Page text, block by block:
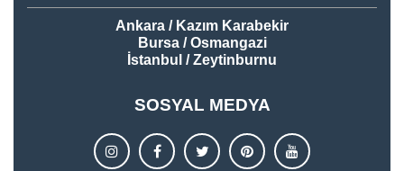
Ankara / Kazım Karabekir
Bursa / Osmangazi
İstanbul / Zeytinburnu
SOSYAL MEDYA